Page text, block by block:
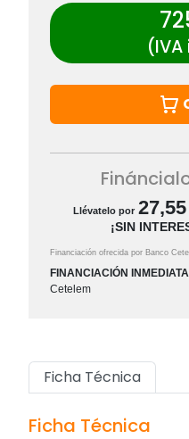
Llévatelo por 27,55
¡SIN
Financiación ofrecida por Banco
FINANCIACIÓN INMEDIATA
Cetelem
Ficha Técnica
Ficha Técnica